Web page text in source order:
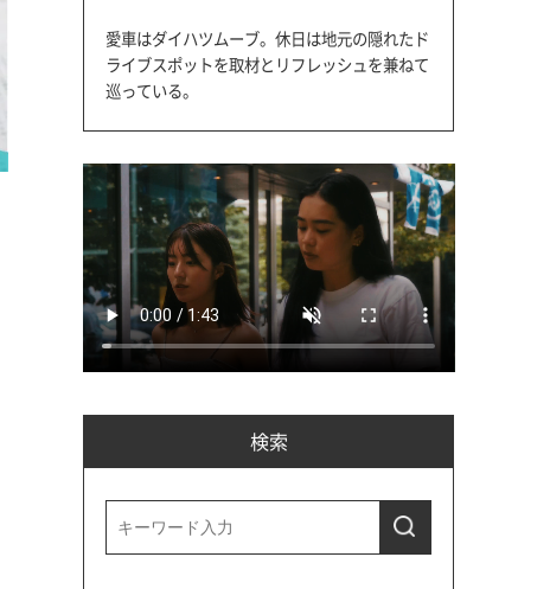
愛車はダイハツムーブ。休日は地元の隠れたド
ライブスポットを取材とリフレッシュを兼ねて
巡っている。
検索